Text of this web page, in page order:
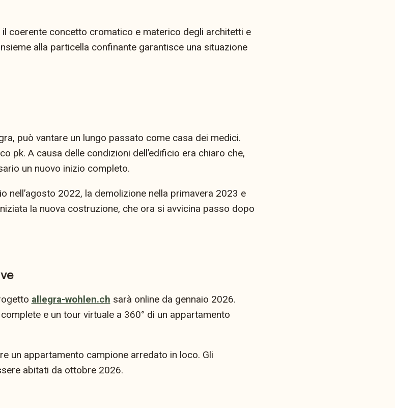
coerente concetto cromatico e materico degli architetti e
alla particella confinante garantisce una situazione
può vantare un lungo passato come casa dei medici.
pk. A causa delle condizioni dell’edificio era chiaro che,
un nuovo inizio completo.
nell’agosto 2022, la demolizione nella primavera 2023 e
la nuova costruzione, che ora si avvicina passo dopo
allegra-wohlen.ch sarà online da gennaio 2026.
e un tour virtuale a 360° di un appartamento
un appartamento campione arredato in loco. Gli
abitati da ottobre 2026.